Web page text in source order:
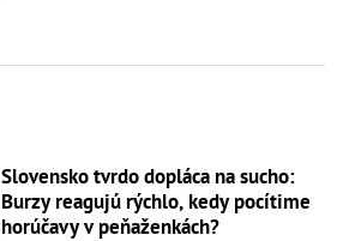
Slovensko tvrdo dopláca na sucho:
Burzy reagujú rýchlo, kedy pocítime
horúčavy v peňaženkách?